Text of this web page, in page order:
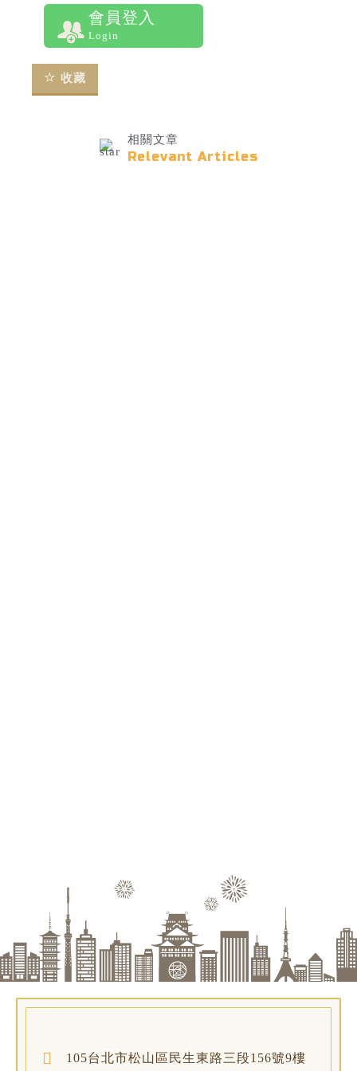
會員登入
Login
收藏
相關文章
Relevant Articles
105台北市松山區民生東路三段156號9樓